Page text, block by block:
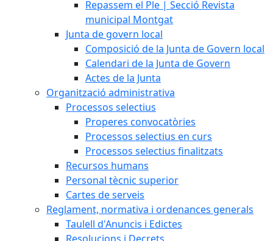
Repassem el Ple | Secció Revista
municipal Montgat
Junta de govern local
Composició de la Junta de Govern local
Calendari de la Junta de Govern
Actes de la Junta
Organització administrativa
Processos selectius
Properes convocatòries
Processos selectius en curs
Processos selectius finalitzats
Recursos humans
Personal tècnic superior
Cartes de serveis
Reglament, normativa i ordenances generals
Taulell d'Anuncis i Edictes